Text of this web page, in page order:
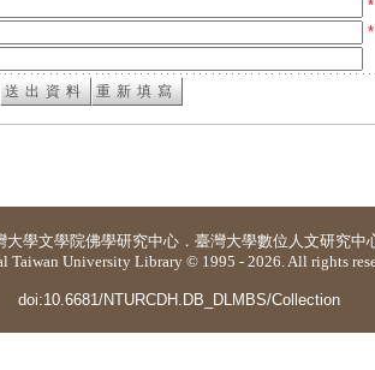
*
*
大學文學院佛學研究中心 ． 臺灣大學數位人文研究中
Taiwan University Library © 1995 - 2026. All rights
doi:10.6681/NTURCDH.DB_DLMBS/Collection